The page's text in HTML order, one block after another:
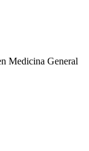
Medicina General